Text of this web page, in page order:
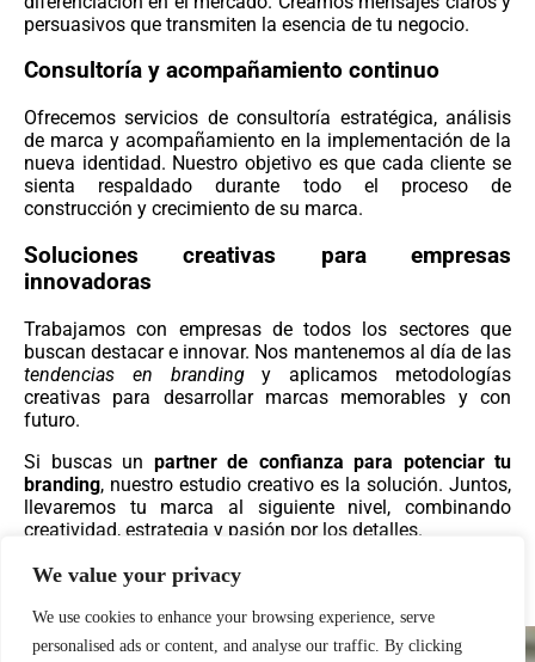
We value your privacy
We use cookies to enhance your browsing experience, serve
personalised ads or content, and analyse our traffic. By clicking
persuasivos que transmiten la esencia de tu negocio.
Consultoría y acompañamiento continuo
Ofrecemos servicios de consultoría estratégica, análisis
de marca y acompañamiento en la implementación de la
nueva identidad. Nuestro objetivo es que cada cliente se
sienta respaldado durante todo el proceso de
construcción y crecimiento de su marca.
Soluciones creativas para empresas
innovadoras
Trabajamos con empresas de todos los sectores que
buscan destacar e innovar. Nos mantenemos al día de las
tendencias en brandingy aplicamos metodologías
creativas para desarrollar marcas memorables y con
futuro.
Si buscas un partner de confianza para potenciar tu
branding, nuestro estudio creativo es la solución. Juntos,
llevaremos tu marca al siguiente nivel, combinando
creatividad, estrategia y pasión por los detalles.
Estudio creativo de branding para